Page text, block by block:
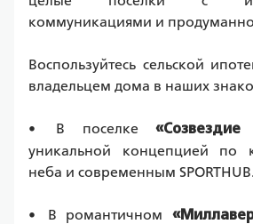
коммуникациями и
Воспользуйтесь сельской
владельцем дома в наших
• В поселке
уникальной концепцией по
неба и современным
• В романтичном